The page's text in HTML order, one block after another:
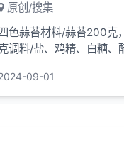
原创/搜集
色蒜苔材料/蒜苔200克
调料/盐、鸡精、白糖、
09-01